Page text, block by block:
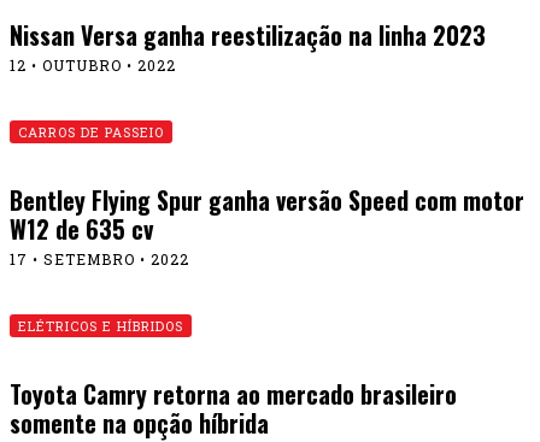
Nissan Versa ganha reestilização na linha 2023
12 • OUTUBRO • 2022
CARROS DE PASSEIO
Bentley Flying Spur ganha versão Speed com motor
W12 de 635 cv
17 • SETEMBRO • 2022
ELÉTRICOS E HÍBRIDOS
Toyota Camry retorna ao mercado brasileiro
somente na opção híbrida